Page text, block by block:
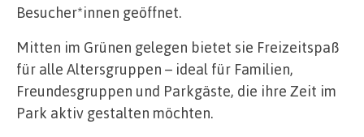
Besucher*innen geöffnet.
Mitten im Grünen gelegen bietet sie Freizeitspaß
für alle Altersgruppen – ideal für Familien,
Freundesgruppen und Parkgäste, die ihre Zeit im
Park aktiv gestalten möchten.